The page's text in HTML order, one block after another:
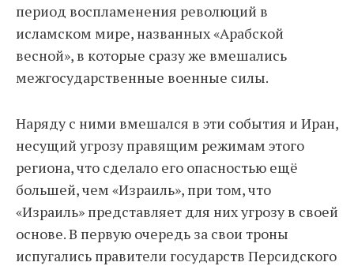
период воспламенения революций в
исламском мире, названных «Арабской
весной», в которые сразу же вмешались
межгосударственные военные силы.
Наряду с ними вмешался в эти события и Иран,
несущий угрозу правящим режимам этого
региона, что сделало его опасностью ещё
большей, чем «Израиль», при том, что
«Израиль» представляет для них угрозу в своей
основе. В первую очередь за свои троны
испугались правители государств Персидского